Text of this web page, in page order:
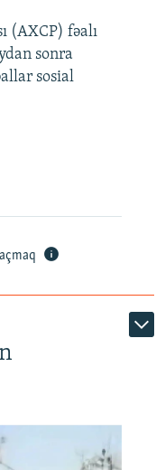
(AXCP) fəalı
sonra
sosial